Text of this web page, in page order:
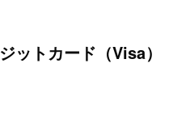
ットカード（Visa）